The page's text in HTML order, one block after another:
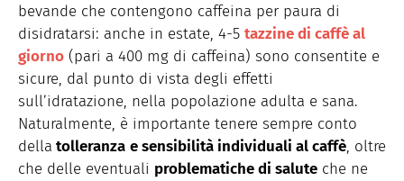
bevande che contengono caffeina per paura di
disidratarsi: anche in estate, 4-5 tazzine di caffè al
giorno (pari a 400 mg di caffeina) sono consentite e
sicure, dal punto di vista degli effetti
sull’idratazione, nella popolazione adulta e sana.
Naturalmente, è importante tenere sempre conto
della tolleranza e sensibilità individuali al caffè, oltre
che delle eventuali problematiche di salute che ne